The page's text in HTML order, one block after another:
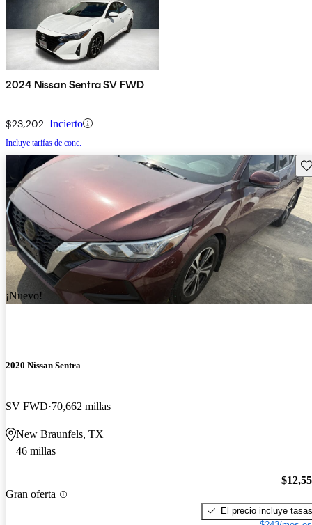
2024 Nissan Sentra SV FWD
$23,202 Incierto
Incluye tarifas de conc.
¡Nuevo!
2020 Nissan Sentra
SV FWD 70,662 millas
New Braunfels, TX
46 millas
Gran oferta
El precio incluye tasas